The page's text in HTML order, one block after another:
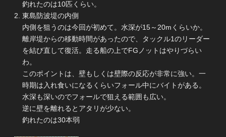
釣れたのは10匹くらい。
東島防波堤の内側
内側を狙うのは今回が初めて。水深が15～20mくらいか。
離岸堤からの移動時間があったので、タックル1のリーダー
を結び直して復活。走る船の上でFGノットはやりづらい
わ。
このポイントは、壁もしくは壁際の反応が非常に強い。一
時期は入れ食いになるくらいフォール中にバイトがある。
水深も深いのでフォールで狙える範囲も広い。
逆に壁を離れるとアタリが少ない。
釣れたのは30本弱